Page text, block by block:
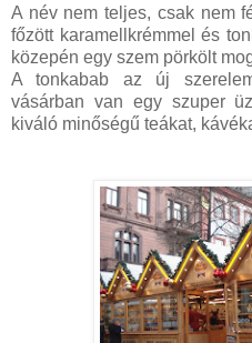
A név nem teljes, csak nem
főzött karamellkrémmel és
közepén egy szem pörkölt
A tonkabab az új
vásárban van egy szuper
kiváló minőségű teákat,